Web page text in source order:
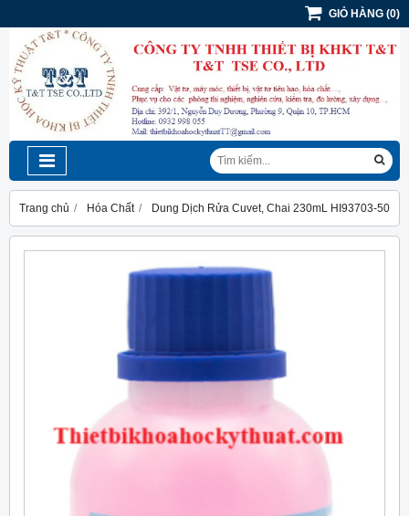
GIỎ HÀNG (0)
Trang chủ Hóa Chất Dung Dịch Rửa Cuvet, Chai 230mL HI93703-50